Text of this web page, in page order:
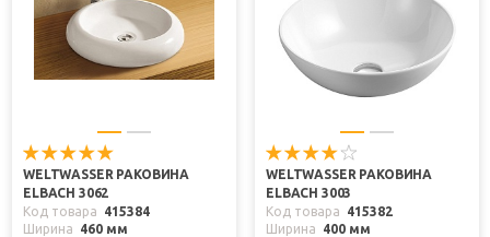
WELTWASSER РАКОВИНА
ELBACH 3062
Код товара
415384
Ширина
460 мм
WELTWASSER РАКОВИНА
ELBACH 3003
Код товара
415382
Ширина
400 мм